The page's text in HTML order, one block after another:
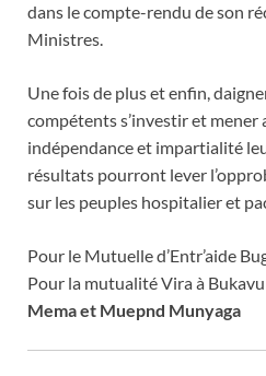
dans le compte-rendu de son
Ministres.
Une fois de plus et enfin,
compétents s’investir et
indépendance et impartialité
résultats pourront lever
sur les peuples hospitalier et
Pour le Mutuelle d’Entr’aide
Pour la mutualité Vira à Bukavu
Mema et Muepnd Munyaga